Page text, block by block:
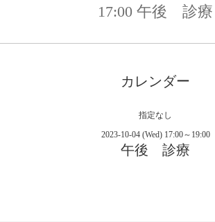
17:00 午後 診療
カレンダー
指定なし
2023-10-04 (Wed) 17:00～19:00
午後 診療